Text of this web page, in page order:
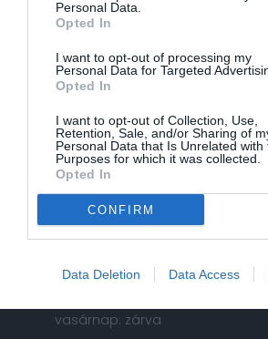
Personal Data.
Opted In
I want to opt-out of processing my
Personal Data for Targeted
Opted In
I want to opt-out of Collection, Use,
Retention, Sale, and/or Sharing of
Personal Data that Is Unrelated with
Purposes for which it was collected.
Opted In
CONFIRM
Data Deletion Data Access
GAÁL-Autóház Kft.
info@gaalautohaz.hu
Értékesítés:
2100 Gödöllő, Dózsa György út 67.
Telefon: +36 28 525 225
hétfőtől péntekig: 8-17 óra között
vasárnap: zárva